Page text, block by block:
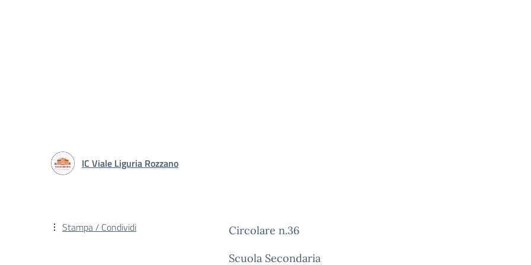
IC Viale Liguria Rozzano
Circolare n.36
Scuola Secondaria
Stampa / Condividi